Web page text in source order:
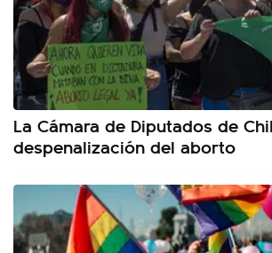
La Cámara de Diputados de
despenalización del aborto